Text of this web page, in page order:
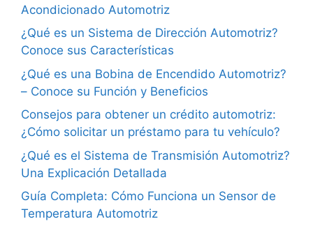
Acondicionado Automotriz
¿Qué es un Sistema de Dirección Automotriz?
Conoce sus Características
¿Qué es una Bobina de Encendido Automotriz?
– Conoce su Función y Beneficios
Consejos para obtener un crédito automotriz:
¿Cómo solicitar un préstamo para tu vehículo?
¿Qué es el Sistema de Transmisión Automotriz?
Una Explicación Detallada
Guía Completa: Cómo Funciona un Sensor de
Temperatura Automotriz